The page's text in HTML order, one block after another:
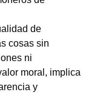
de
cosas sin
ni
moral, implica
y